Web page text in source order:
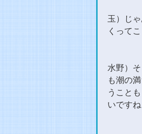
玉）じ
くって
水野）
も潮の
うこと
いです